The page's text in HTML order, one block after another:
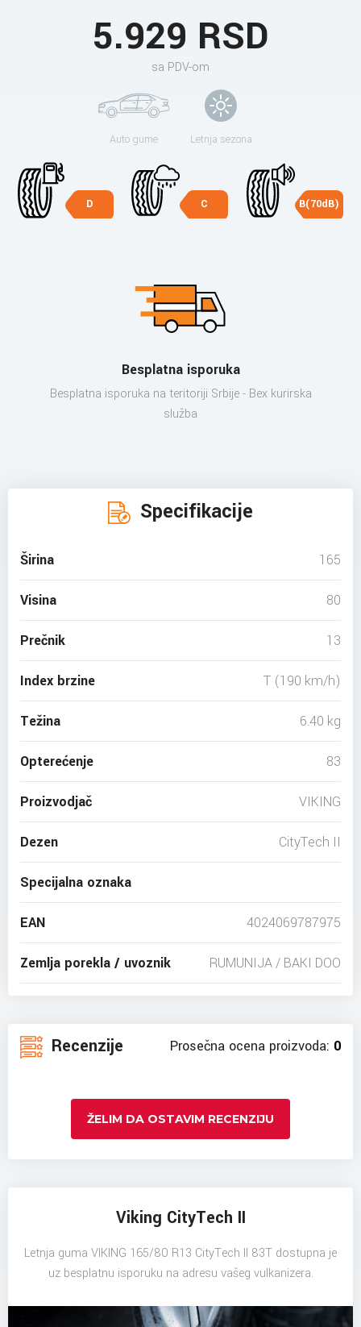
5.929 RSD
sa PDV-om
Auto gume Letnja sezona
D C B(70dB)
Besplatna isporuka
Besplatna isporuka na teritoriji Srbije - Bex kurirska
služba
Specifikacije
Širina 165
Visina 80
Prečnik 13
Index brzine T (190 km/h)
Težina 6.40 kg
Opterećenje 83
Proizvodjač VIKING
Dezen CityTech II
Specijalna oznaka
EAN 4024069787975
Zemlja porekla / uvoznik RUMUNIJA / BAKI DOO
Recenzije Prosečna ocena proizvoda: 0
ŽELIM DA OSTAVIM RECENZIJU
Viking CityTech II
Letnja guma VIKING 165/80 R13 CityTech II 83T dostupna je
uz besplatnu isporuku na adresu vašeg vulkanizera.